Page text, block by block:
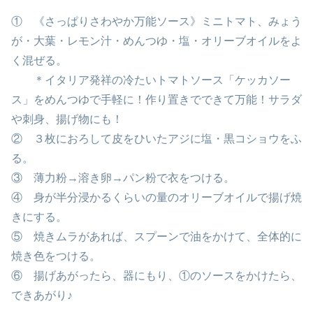
① 《さっぱりさわやか万能ソース》ミニトマト、みょう
が・大葉・レモン汁・めんつゆ・塩・オリーブオイルをよ
く混ぜる。
＊イタリア発祥の冷たいトマトソース「ケッカソー
ス」をめんつゆで手軽に！作り置きでできて万能！サラダ
や刺身、揚げ物にも！
② ３枚におろして皮をひいたアジに塩・黒コショウをふ
る。
③ 薄力粉→溶き卵→パン粉で衣をつける。
④ 身が半分浸かるくらいの量のオリーブオイルで揚げ焼
きにする。
⑤ 焼きムラがあれば、スプーンで油をかけて、全体的に
焼き色をつける。
⑥ 揚げあがったら、器にもり、①のソースをかけたら、
できあがり♪